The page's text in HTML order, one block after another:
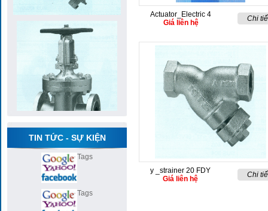
TIN TỨC - SỰ KIỆN
Tags
Tags
Actuator_Electric 4
Giá liên hệ
Chi
y _strainer 20 FDY
Giá liên hệ
Chi